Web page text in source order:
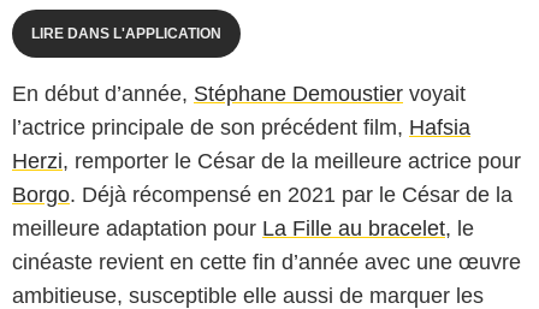
LIRE DANS L'APPLICATION
En début d’année, Stéphane Demoustier voyait
l’actrice principale de son précédent film, Hafsia
Herzi, remporter le César de la meilleure actrice pour
Borgo. Déjà récompensé en 2021 par le César de la
meilleure adaptation pour La Fille au bracelet, le
cinéaste revient en cette fin d’année avec une œuvre
ambitieuse, susceptible elle aussi de marquer les